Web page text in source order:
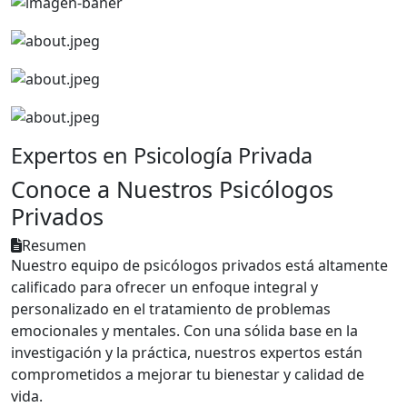
Expertos en Psicología Privada
Conoce a Nuestros Psicólogos
Privados
Resumen
Nuestro equipo de psicólogos privados está altamente
calificado para ofrecer un enfoque integral y
personalizado en el tratamiento de problemas
emocionales y mentales. Con una sólida base en la
investigación y la práctica, nuestros expertos están
comprometidos a mejorar tu bienestar y calidad de
vida.